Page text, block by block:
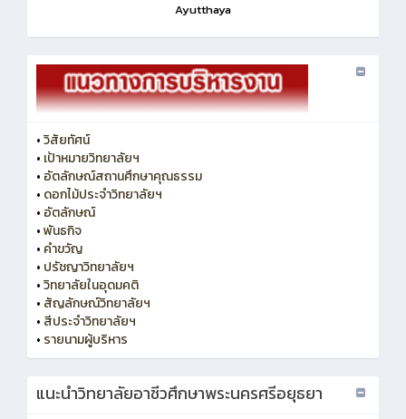
Ayutthaya
•วิสัยทัศน์
• เป้าหมายวิทยาลัยฯ
• อัตลักษณ์สถานศึกษาคุณธรรม
• ดอกไม้ประจำวิทยาลัยฯ
• อัตลักษณ์
•พันธกิจ
• คำขวัญ
• ปรัชญาวิทยาลัยฯ
•วิทยาลัยในอุดมคติ
• สัญลักษณ์วิทยาลัยฯ
• สีประจำวิทยาลัยฯ
• รายนามผู้บริหาร
แนะนำวิทยาลัยอาชีวศึกษาพระนครศรีอยุธยา